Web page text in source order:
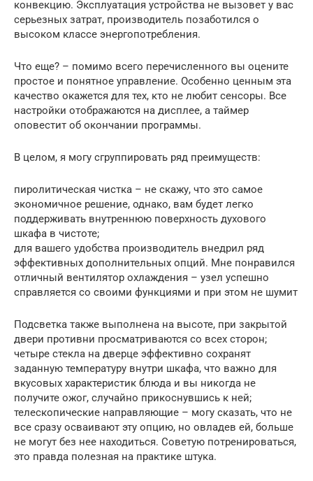
конвекцию. Эксплуатация устройства не вызовет у вас
серьезных затрат, производитель позаботился о
высоком классе энергопотребления.
Что еще? – помимо всего перечисленного вы оцените
простое и понятное управление. Особенно ценным эта
качество окажется для тех, кто не любит сенсоры. Все
настройки отображаются на дисплее, а таймер
оповестит об окончании программы.
В целом, я могу сгруппировать ряд преимуществ:
пиролитическая чистка – не скажу, что это самое
экономичное решение, однако, вам будет легко
поддерживать внутреннюю поверхность духового
шкафа в чистоте;
для вашего удобства производитель внедрил ряд
эффективных дополнительных опций. Мне понравился
отличный вентилятор охлаждения – узел успешно
справляется со своими функциями и при этом не шумит
Подсветка также выполнена на высоте, при закрытой
двери противни просматриваются со всех сторон;
четыре стекла на дверце эффективно сохранят
заданную температуру внутри шкафа, что важно для
вкусовых характеристик блюда и вы никогда не
получите ожог, случайно прикоснувшись к ней;
телескопические направляющие – могу сказать, что не
все сразу осваивают эту опцию, но овладев ей, больше
не могут без нее находиться. Советую потренироваться,
это правда полезная на практике штука.